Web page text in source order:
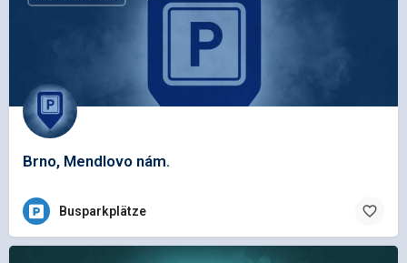
Brno, Mendlovo nám.
Busparkplätze